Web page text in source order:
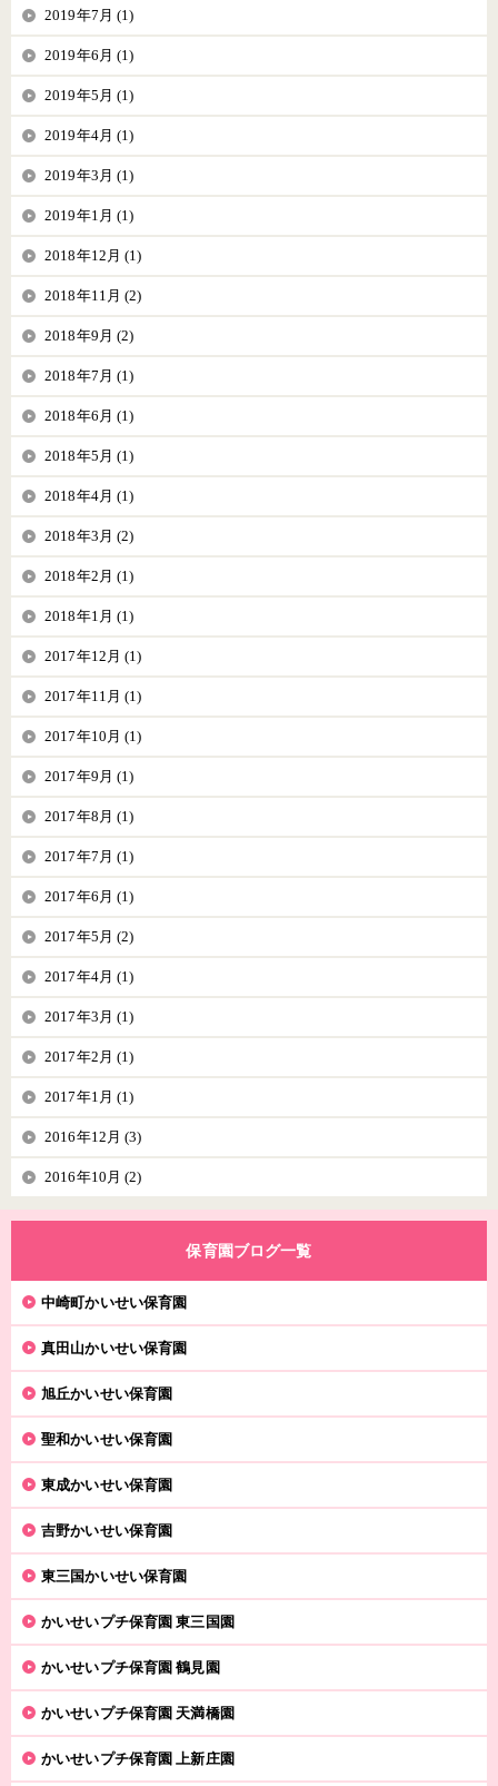
2019年7月 (1)
2019年6月 (1)
2019年5月 (1)
2019年4月 (1)
2019年3月 (1)
2019年1月 (1)
2018年12月 (1)
2018年11月 (2)
2018年9月 (2)
2018年7月 (1)
2018年6月 (1)
2018年5月 (1)
2018年4月 (1)
2018年3月 (2)
2018年2月 (1)
2018年1月 (1)
2017年12月 (1)
2017年11月 (1)
2017年10月 (1)
2017年9月 (1)
2017年8月 (1)
2017年7月 (1)
2017年6月 (1)
2017年5月 (2)
2017年4月 (1)
2017年3月 (1)
2017年2月 (1)
2017年1月 (1)
2016年12月 (3)
2016年10月 (2)
保育園ブログ一覧
中崎町かいせい保育園
真田山かいせい保育園
旭丘かいせい保育園
聖和かいせい保育園
東成かいせい保育園
吉野かいせい保育園
東三国かいせい保育園
かいせいプチ保育園 東三国園
かいせいプチ保育園 鶴見園
かいせいプチ保育園 天満橋園
かいせいプチ保育園 上新庄園